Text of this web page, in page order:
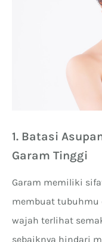
1. Batasi
Garam Tinggi
Garam memiliki
membuat tubuhmu
wajah terlihat
sebaiknya hindari